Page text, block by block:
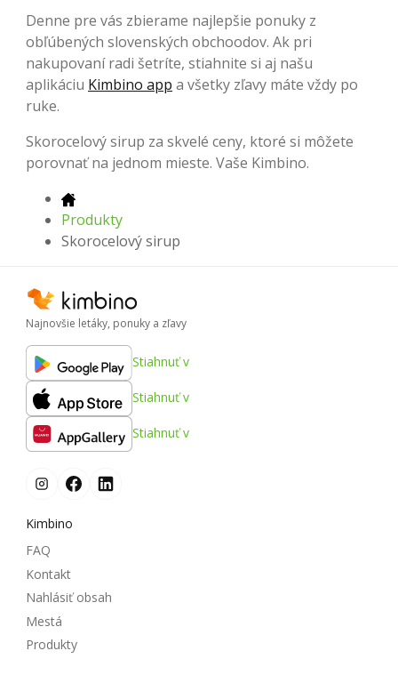
Denne pre vás zbierame najlepšie ponuky z
obľúbených slovenských obchoodov. Ak pri
nakupovaní radi šetríte, stiahnite si aj našu
aplikáciu Kimbino app a všetky zľavy máte vždy po
ruke.
Skorocelový sirup za skvelé ceny, ktoré si môžete
porovnať na jednom mieste. Vaše Kimbino.
Produkty
Skorocelový sirup
Najnovšie letáky, ponuky a zľavy
Stiahnuť v
Stiahnuť v
Stiahnuť v
Kimbino
FAQ
Kontakt
Nahlásiť obsah
Mestá
Produkty